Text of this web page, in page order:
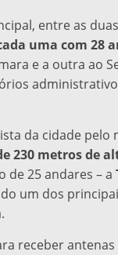
entre as
uma com 28
e a outra ao
da cidade pelo
230 metros de
de 25 andares – a
um dos
receber antenas